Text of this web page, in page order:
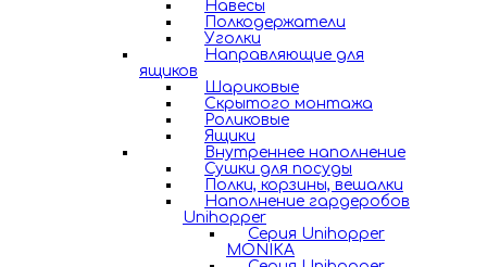
Навесы
Полкодержатели
Уголки
Направляющие для
ящиков
Шариковые
Скрытого монтажа
Роликовые
Ящики
Внутреннее наполнение
Сушки для посуды
Полки, корзины, вешалки
Наполнение гардеробов
Unihopper
Серия Unihopper
MONIKA